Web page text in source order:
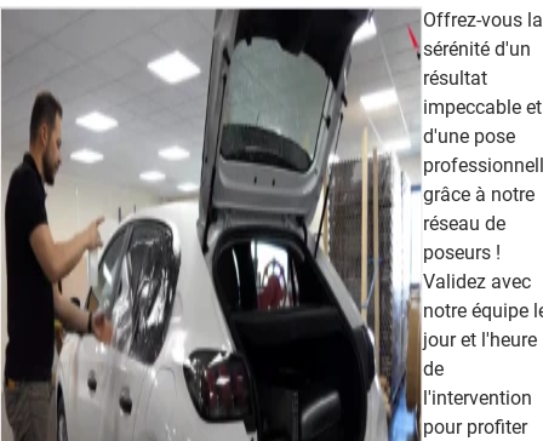
Offrez-vous la
sérénité d'un
résultat
impeccable et
d'une pose
grâce à notre
réseau de
poseurs !
Validez avec
notre équipe
jour et l'heure
de
l'intervention
pour profiter